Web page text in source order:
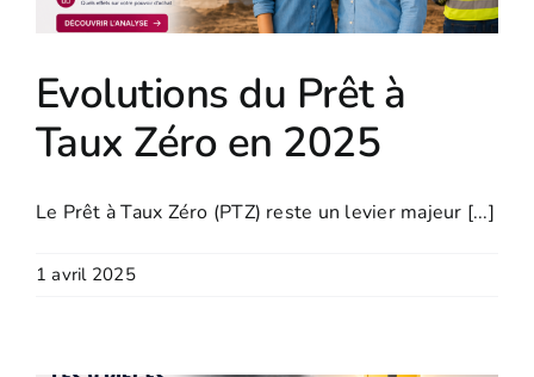
Evolutions du Prêt à
Taux Zéro en 2025
Le Prêt à Taux Zéro (PTZ) reste un levier majeur [...]
1 avril 2025